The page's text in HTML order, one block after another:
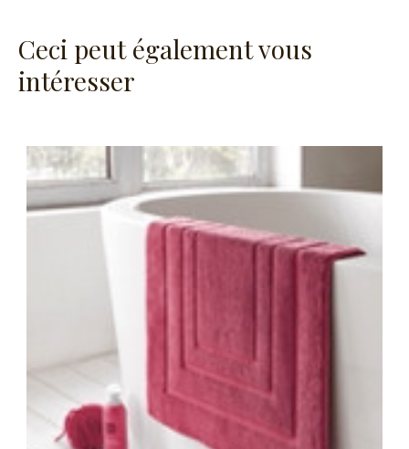
Ceci peut également vous
intéresser